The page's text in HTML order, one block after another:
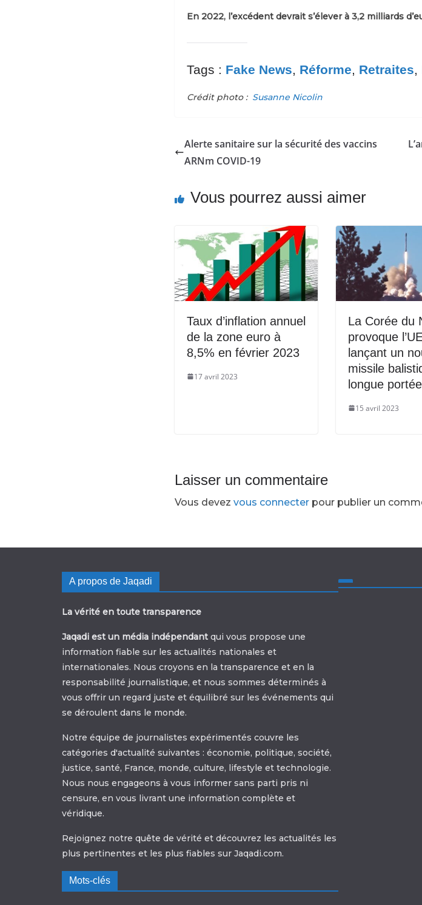
En 2022, l’excédent devrait s’élever à 3,2 milliards
Tags : Fake News, Réforme, Retraites,
Crédit photo : Susanne Nicolin
Alerte sanitaire sur la sécurité des vaccins
ARNm COVID-19
Vous pourrez aussi aimer
Taux d’inflation annuel
de la zone euro à
8,5% en février 2023
17 avril 2023
La Corée du
provoque
lançant un
missile
longue portée
15 avril 2023
Laisser un commentaire
Vous devez vous connecter pour publier un
A propos de Jaqadi
La vérité en toute transparence
Jaqadi est un média indépendant qui vous propose une
information fiable sur les actualités nationales et
internationales. Nous croyons en la transparence et en la
responsabilité journalistique, et nous sommes déterminés à
vous offrir un regard juste et équilibré sur les événements qui
se déroulent dans le monde.
Notre équipe de journalistes expérimentés couvre les
catégories d'actualité suivantes : économie, politique, société,
justice, santé, France, monde, culture, lifestyle et technologie.
Nous nous engageons à vous informer sans parti pris ni
censure, en vous livrant une information complète et
véridique.
Rejoignez notre quête de vérité et découvrez les actualités les
plus pertinentes et les plus fiables sur Jaqadi.com.
Mots-clés